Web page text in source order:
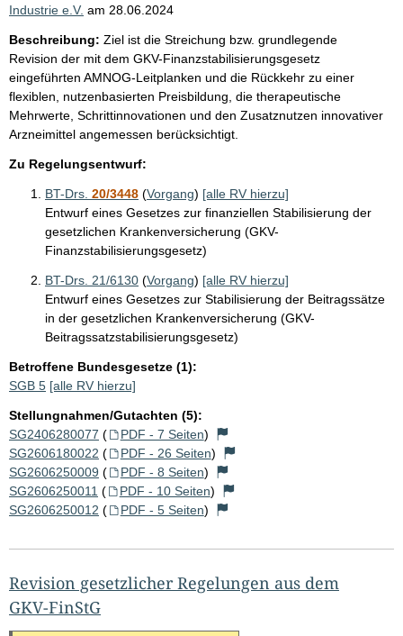
Industrie e.V. am 28.06.2024
Beschreibung: Ziel ist die Streichung bzw. grundlegende
Revision der mit dem GKV-Finanzstabilisierungsgesetz
eingeführten AMNOG-Leitplanken und die Rückkehr zu einer
flexiblen, nutzenbasierten Preisbildung, die therapeutische
Mehrwerte, Schrittinnovationen und den Zusatznutzen innovativer
Arzneimittel angemessen berücksichtigt.
Zu Regelungsentwurf:
BT-Drs. 20/3448 (Vorgang) [alle RV hierzu]
Entwurf eines Gesetzes zur finanziellen Stabilisierung der
gesetzlichen Krankenversicherung (GKV-
Finanzstabilisierungsgesetz)
BT-Drs. 21/6130 (Vorgang) [alle RV hierzu]
Entwurf eines Gesetzes zur Stabilisierung der Beitragssätze
in der gesetzlichen Krankenversicherung (GKV-
Beitragssatzstabilisierungsgesetz)
Betroffene Bundesgesetze (1):
SGB 5 [alle RV hierzu]
Stellungnahmen/Gutachten (5):
SG2406280077 ( PDF - 7 Seiten)
SG2606180022 ( PDF - 26 Seiten)
SG2606250009 ( PDF - 8 Seiten)
SG2606250011 ( PDF - 10 Seiten)
SG2606250012 ( PDF - 5 Seiten)
Revision gesetzlicher Regelungen aus dem
GKV-FinStG